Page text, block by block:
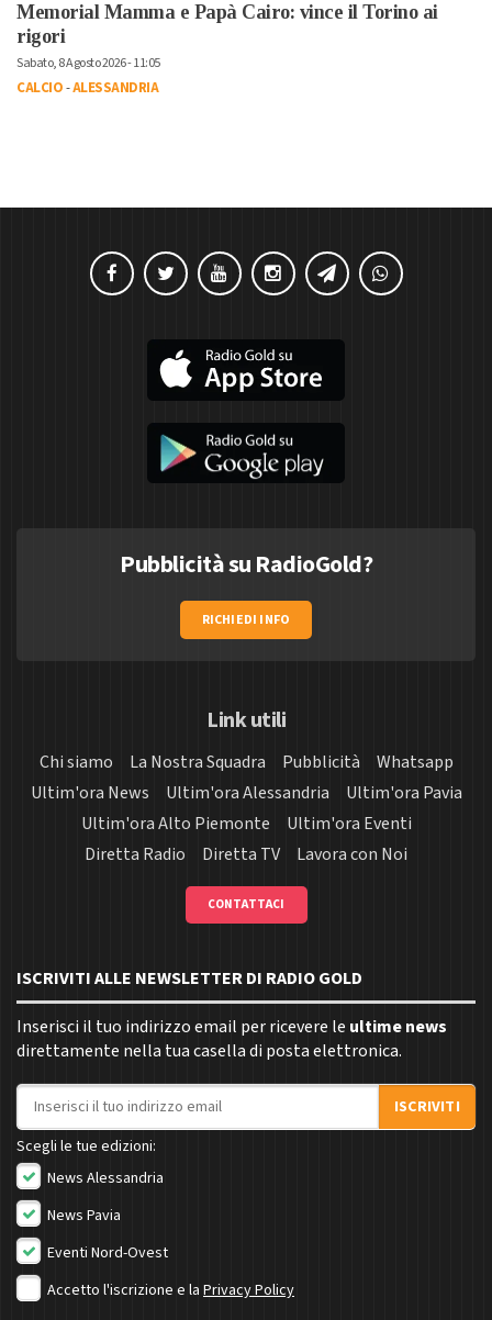
Memorial Mamma e Papà Cairo: vince il Torino ai
rigori
Sabato, 8 Agosto 2026 - 11:05
CALCIO-ALESSANDRIA
Pubblicità su RadioGold?
RICHIEDI INFO
Link utili
Chi siamo La Nostra Squadra Pubblicità
Whatsapp
Ultim'ora News
Ultim'ora Alessandria
Ultim'ora Pavia
Ultim'ora Alto Piemonte
Ultim'ora Eventi
Diretta Radio
Diretta TV Lavora con Noi
CONTATTACI
ISCRIVITI ALLE NEWSLETTER DI RADIO GOLD
Inserisci il tuo indirizzo email per ricevere le ultime news
direttamente nella tua casella di posta elettronica.
Indirizzo email
ISCRIVITI
Scegli le tue edizioni:
News Alessandria
News Pavia
Eventi Nord-Ovest
Accetto l'iscrizione e la Privacy Policy